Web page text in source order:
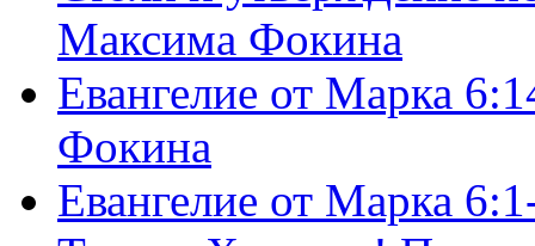
Максима Фокина
Евангелие от Марка
Фокина
Евангелие от Марка